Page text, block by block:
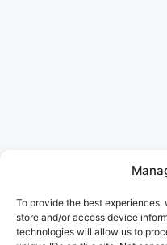
To provide the best
store and/or access device
technologies will allow us to